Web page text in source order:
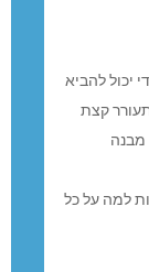
יכול להביא
קצת
מבנה
למה על כל